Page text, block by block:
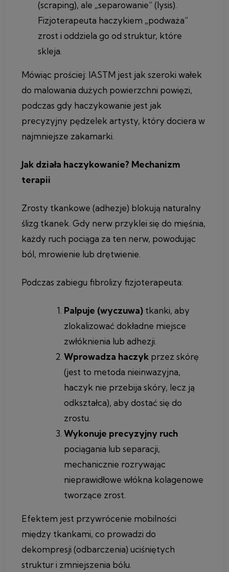
(scraping), ale „separowanie” (lysis).
Fizjoterapeuta haczykiem „podważa”
zrost i oddziela go od struktur, które
skleja.
Mówiąc prościej: IASTM jest jak szeroki wałek
do malowania dużych powierzchni powięzi,
podczas gdy haczykowanie jest jak
precyzyjny pędzelek artysty, który dociera w
najmniejsze zakamarki.
Jak działa haczykowanie? Mechanizm
terapii
Zrosty tkankowe (adhezje) blokują naturalny
ślizg tkanek. Gdy nerw przyklei się do mięśnia,
każdy ruch pociąga za ten nerw, powodując
ból, mrowienie lub drętwienie.
Podczas zabiegu fibrolizy fizjoterapeuta:
Palpuje (wyczuwa) tkanki, aby
zlokalizować dokładne miejsce
zwłóknienia lub adhezji.
Wprowadza haczyk przez skórę
(jest to metoda nieinwazyjna,
haczyk nie przebija skóry, lecz ją
odkształca), aby dostać się do
zrostu.
Wykonuje precyzyjny ruch
pociągania lub separacji,
mechanicznie rozrywając
nieprawidłowe włókna kolagenowe
tworzące zrost.
Efektem jest przywrócenie mobilności
między tkankami, co prowadzi do
dekompresji (odbarczenia) uciśniętych
struktur i zmniejszenia bólu.